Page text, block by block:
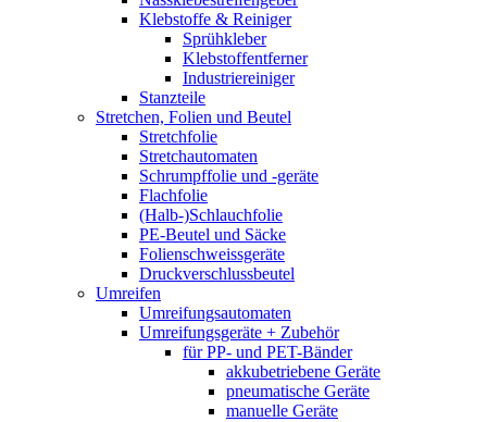
Klebstoffe & Reiniger
Sprühkleber
Klebstoffentferner
Industriereiniger
Stanzteile
Stretchen, Folien und Beutel
Stretchfolie
Stretchautomaten
Schrumpffolie und -geräte
Flachfolie
(Halb-)Schlauchfolie
PE-Beutel und Säcke
Folienschweissgeräte
Druckverschlussbeutel
Umreifen
Umreifungsautomaten
Umreifungsgeräte + Zubehör
für PP- und PET-Bänder
akkubetriebene Geräte
pneumatische Geräte
manuelle Geräte